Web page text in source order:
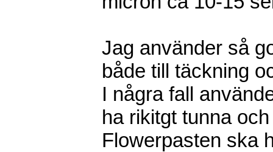
Jag använder så
både till täckning
I några fall
ha rikitgt tunna
Flowerpasten ska